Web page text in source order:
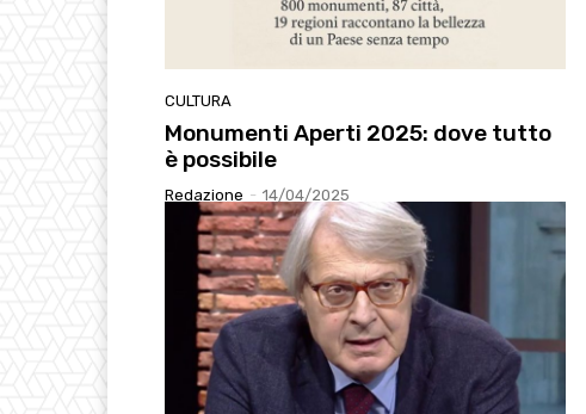
CULTURA
Monumenti Aperti 2025: dove tutto
è possibile
Redazione - 14/04/2025